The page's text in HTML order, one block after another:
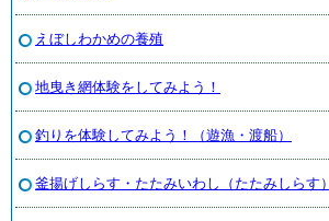
えぼしわかめの養殖
地曳き網体験をしてみよう！
釣りを体験してみよう！（遊漁・渡船）
釜揚げしらす・たたみいわし（たたみしらす）